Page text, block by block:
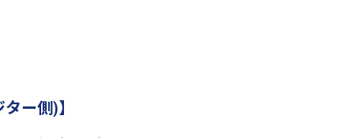
ー側)】